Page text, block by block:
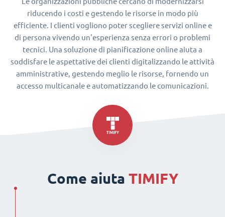
riducendo i costi e gestendo le risorse in modo più
efficiente. I clienti vogliono poter scegliere servizi online e
di persona vivendo un'esperienza senza errori o problemi
tecnici. Una soluzione di pianificazione online aiuta a
soddisfare le aspettative dei clienti digitalizzando le attività
amministrative, gestendo meglio le risorse, fornendo un
accesso multicanale e automatizzando le comunicazioni.
Come aiuta TIMIFY